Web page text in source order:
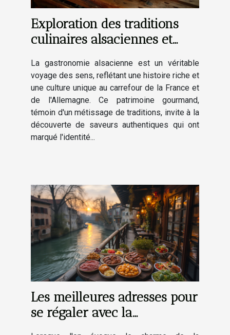
Exploration des traditions
culinaires alsaciennes et
La gastronomie alsacienne est un véritable
voyage des sens, reflétant une histoire riche et
une culture unique au carrefour de la France et
de l'Allemagne. Ce patrimoine gourmand,
témoin d'un métissage de traditions, invite à la
découverte de saveurs authentiques qui ont
marqué l'identité...
Les meilleures adresses pour
se régaler avec la